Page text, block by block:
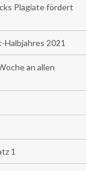
Plagiate fördert
2021
an allen
1